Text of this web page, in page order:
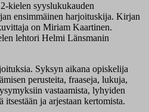
kielen syyslukukauden
ensimmäinen harjoituskija. Kirjan
on Miriam Kaartinen.
lehtori Helmi Länsmanin
Syksyn aikana opiskelija
perusteita, fraaseja, lukuja,
vastaamista, lyhyiden
ja arjestaan kertomista.